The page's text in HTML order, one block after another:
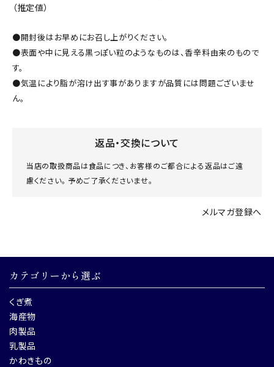
（推定値）
●開封後はお早めにお召し上がりください。
●表面や中に見える黒っぽい粒のようなものは、香辛料由来のもので
す。
●気温により脂が溶け出す事がありますが品質には問題ございませ
ん。
返品・交換について
当店の取扱商品は食品につき、お客様のご都合による返品はご遠
慮ください。 予めご了承くださいませ。
メルマガ登録へ
カテゴリーから選ぶ
くぎ煮
海産物
肉製品
乳製品
かわきもの